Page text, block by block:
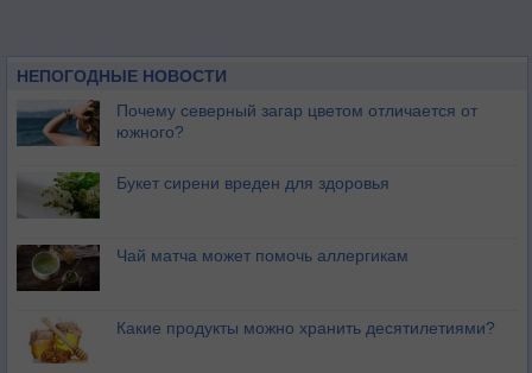
НЕПОГОДНЫЕ НОВОСТИ
Почему северный загар цветом отличается от
южного?
Букет сирени вреден для здоровья
Чай матча может помочь аллергикам
Какие продукты можно хранить десятилетиями?